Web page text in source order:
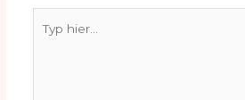
hier...